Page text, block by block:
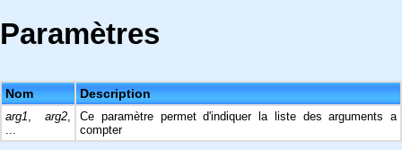
Paramètres
Nom Description
arg1, arg2,
...
Ce paramètre permet d'indiquer la liste des arguments a
compter